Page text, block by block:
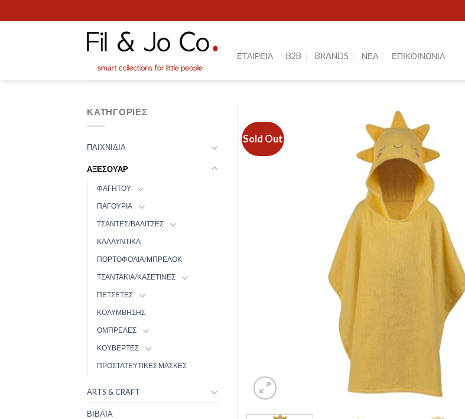
to
ΕΤΑΙΡΕΙΑ B2B BRANDS ΝΕΑ ΕΠΙΚΟΙΝΩΝΙΑ
Sold Out
ΚΑΤΗΓΟΡΊΕΣ
ΠΑΙΧΝΙΔΙΑ
ΑΞΕΣΟΥΑΡ
ΦΑΓΗΤΟΥ
ΠΑΓΟΥΡΙΑ
ΤΣΑΝΤΕΣ/ΒΑΛΙΤΣΕΣ
ΚΑΛΛΥΝΤΙΚΑ
ΠΟΡΤΟΦΟΛΙΑ/ΜΠΡΕΛΟΚ
ΤΣΑΝΤΑΚΙΑ/ΚΑΣΕΤΙΝΕΣ
ΠΕΤΣΕΤΕΣ
ΚΟΛΥΜΒΗΣΗΣ
ΟΜΠΡΕΛΕΣ
ΚΟΥΒΕΡΤΕΣ
ΠΡΟΣΤΑΤΕΥΤΙΚΕΣ ΜΑΣΚΕΣ
ARTS & CRAFT
ΒΙΒΛΙΑ